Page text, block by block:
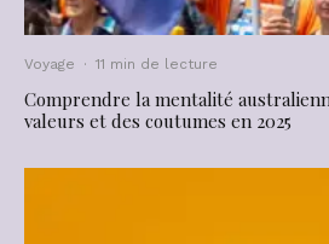
Voyage · 11 min de lecture
Comprendre la mentalité
valeurs et des coutumes en 2025